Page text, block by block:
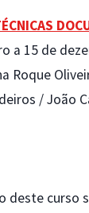
a 15 de
Roque
/ João
deste curso